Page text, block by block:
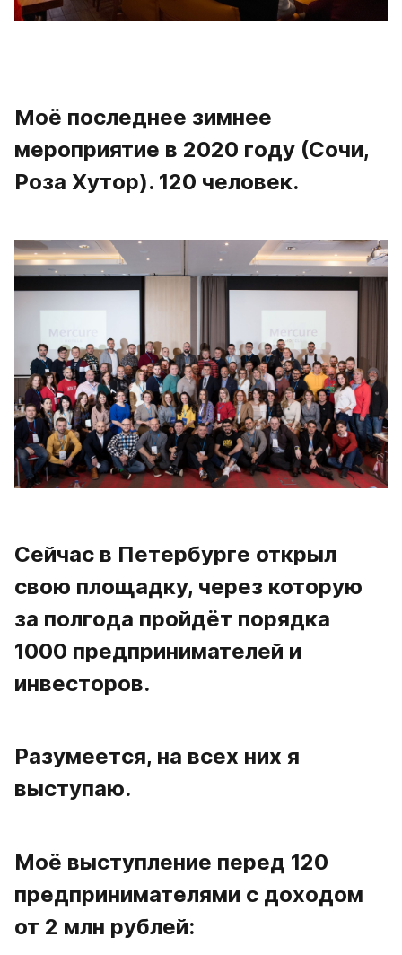
Моё последнее зимнее
мероприятие в 2020 году (Сочи,
Роза Хутор). 120 человек.
Сейчас в Петербурге открыл
свою площадку, через которую
за полгода пройдёт порядка
1000 предпринимателей и
инвесторов.
Разумеется, на всех них я
выступаю.
Моё выступление перед 120
предпринимателями с доходом
от 2 млн рублей: